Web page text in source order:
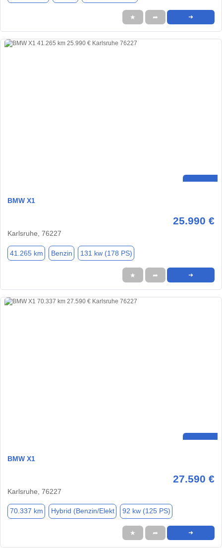
★ ➦ ➜
BMW X1
25.990 €
Karlsruhe, 76227
41.265 km Benzin 131 kw (178 PS)
★ ➦ ➜
BMW X1
27.590 €
Karlsruhe, 76227
70.337 km Hybrid (Benzin/Elekt 92 kw (125 PS)
★ ➦ ➜